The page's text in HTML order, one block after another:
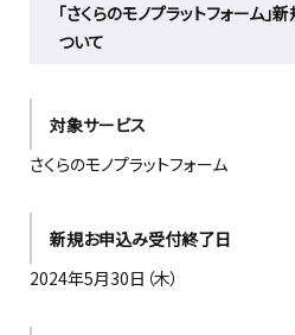
「さくらのモノプラットフォーム
ついて
対象サービス
さくらのモノプラットフォーム
新規お申込み受付終了日
2024年5月30日（木）